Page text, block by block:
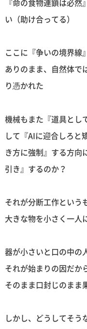
『命の食物連鎖は必
い（助け合ってる）
ここに『争いの境界線
ありのまま、自然体で
り憑かれた
機械もまた『道具とし
して『AIに迎合しろと
き方に強制』する方向
引き』するのか？
それが分断工作という
大きな物を小さく一人
器が小さいと口の中の
それが始まりの因だか
そのまま口封じのまま
しかし、どうしてそう